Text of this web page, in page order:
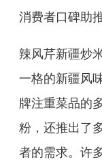
消费者口碑助
辣风芹新疆炒
一格的新疆风
牌注重菜品的
粉，还推出了
者的需求。许